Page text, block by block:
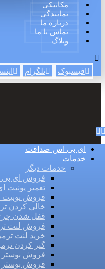
مکانیکی
نمایندگی
درباره ما
تماس با ما
وبلاگ
فیسبوک تلگرام
ای بی اس صداقت
خدمات
خدمات دیگر
فروش ای بی
تعمیر یونیت
فروش
خالی کردن
قفل شدن
فروش لنت
خرید لنت ترمز
گیر کردن
فروش بوستر
فروش بوستر